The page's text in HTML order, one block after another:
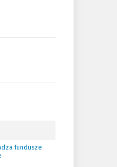
fundusze